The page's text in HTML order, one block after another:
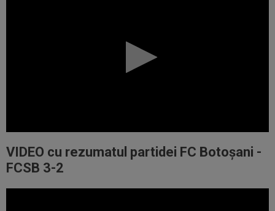
VIDEO cu rezumatul partidei FC Botoșani -
FCSB 3-2